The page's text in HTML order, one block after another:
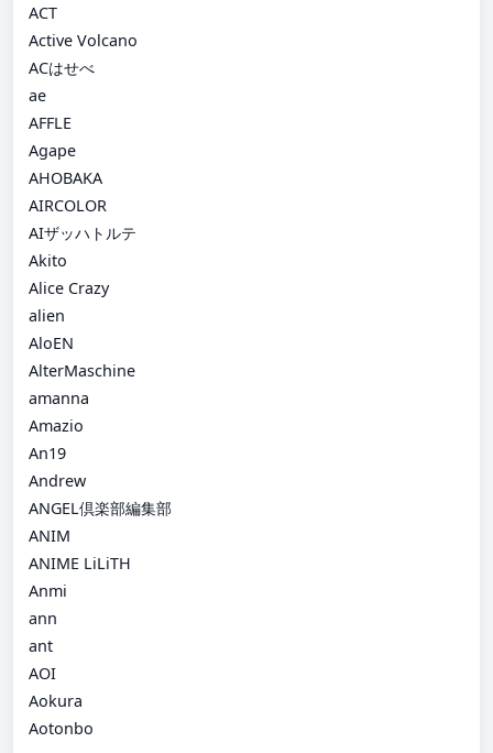
ACT
Active Volcano
ACはせべ
ae
AFFLE
Agape
AHOBAKA
AIRCOLOR
AIザッハトルテ
Akito
Alice Crazy
alien
AloEN
AlterMaschine
amanna
Amazio
An19
Andrew
ANGEL倶楽部編集部
ANIM
ANIME LiLiTH
Anmi
ann
ant
AOI
Aokura
Aotonbo